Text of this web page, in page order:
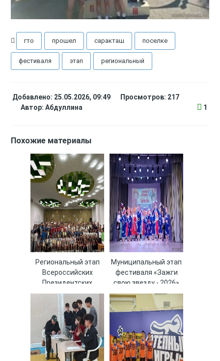
гто прошел саракташ поселке
фестиваля этап региональный
Добавлено: 25.05.2026, 09:49
Просмотров: 217
Автор:Абдуллина 1
Похожие материалы
Региональный этап
Всероссийских
Президентских
состязаний
Муниципальный этап
фестиваля «Зажги
свою звезду - 2026»